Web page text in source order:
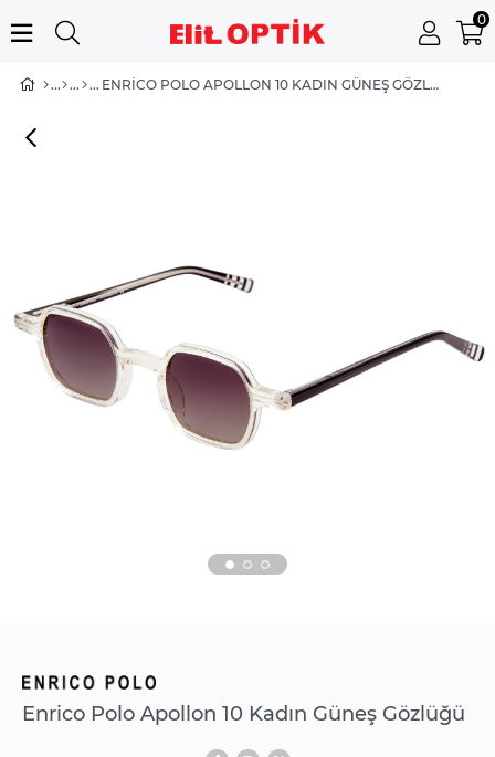
0
ENRICO POLO APOLLON 10 KADIN GÜNEŞ GÖZLÜĞÜ
Enrico Polo Apollon 10 Kadın Güneş Gözlüğü